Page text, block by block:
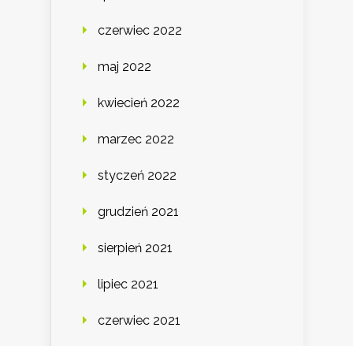
czerwiec 2022
maj 2022
kwiecień 2022
marzec 2022
styczeń 2022
grudzień 2021
sierpień 2021
lipiec 2021
czerwiec 2021